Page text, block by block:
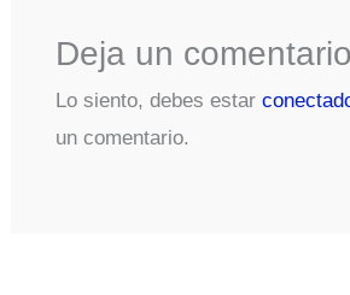
Deja un comentario
Lo siento, debes estar
un comentario.